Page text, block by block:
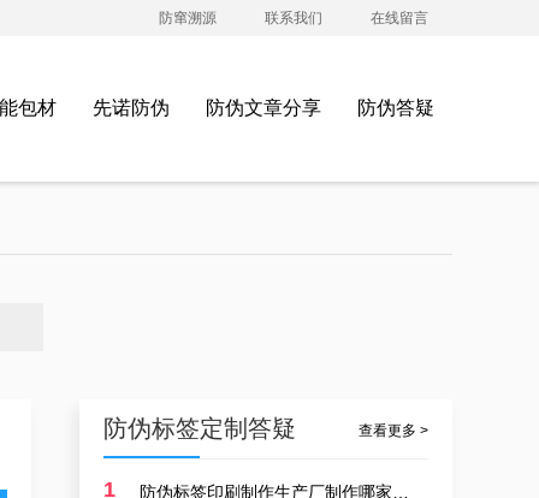
防窜溯源 联系我们 在线留言
包材 先诺防伪 防伪文章分享 防伪答疑
防伪标签定制答疑 查看更多 >
1